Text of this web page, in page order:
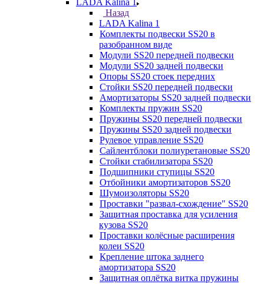
LADA Kalina 1
Назад
LADA Kalina 1
Комплекты подвески SS20 в
разобранном виде
Модули SS20 передней подвески
Модули SS20 задней подвески
Опоры SS20 стоек передних
Стойки SS20 передней подвески
Амортизаторы SS20 задней подвески
Комплекты пружин SS20
Пружины SS20 передней подвески
Пружины SS20 задней подвески
Рулевое управление SS20
Сайлентблоки полиуретановые SS20
Стойки стабилизатора SS20
Подшипники ступицы SS20
Отбойники амортизаторов SS20
Шумоизоляторы SS20
Проставки "развал-схождение" SS20
Защитная проставка для усиления
кузова SS20
Проставки колёсные расширения
колеи SS20
Крепление штока заднего
амортизатора SS20
Защитная оплётка витка пружины